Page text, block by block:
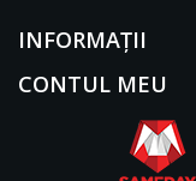
INFORMAŢII
CONTUL MEU